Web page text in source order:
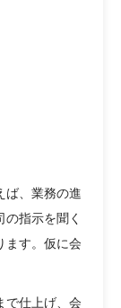
ば、業務の進
指示を聞く
ます。仮に会
で仕上げ、会